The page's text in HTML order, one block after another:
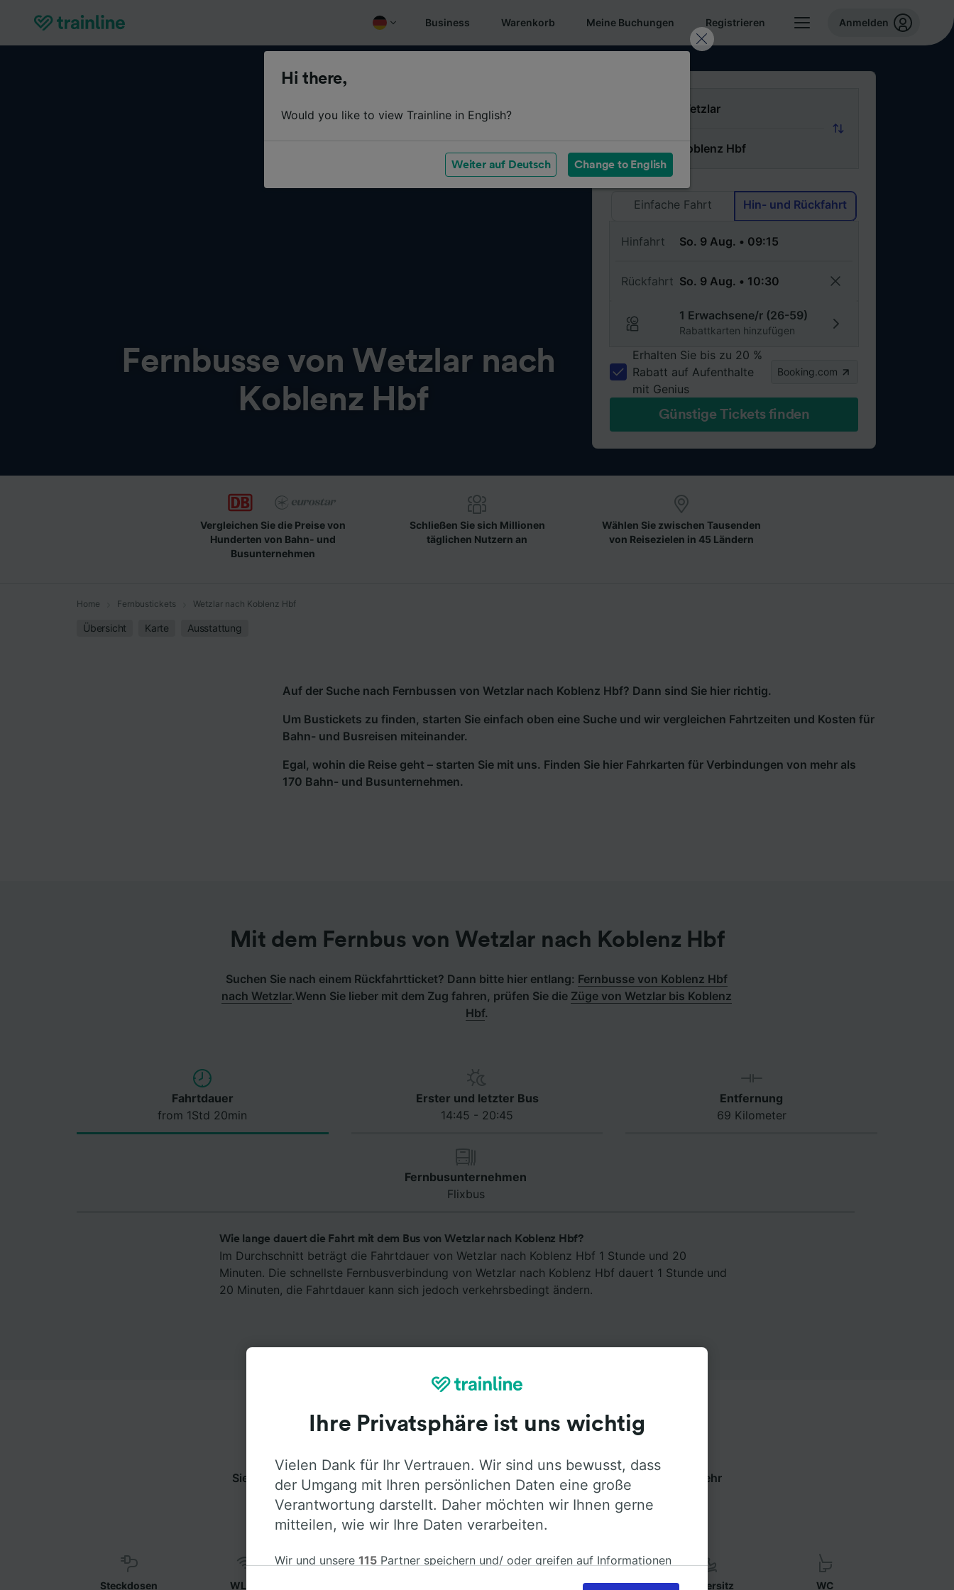
Business Warenkorb Meine Buchungen Registrieren Anmelden
Fernbusse von Wetzlar nach
Koblenz Hbf
Via
Einfache Fahrt
Hin- und Rückfahrt
Hinfahrt
Rückfahrt
1 Erwachsene/r (26-59)
Rabattkarten hinzufügen
Erhalten Sie bis zu 20 %
Rabatt auf Aufenthalte
mit Genius
Booking.com
Günstige Tickets finden
Vergleichen Sie die Preise von
Hunderten von Bahn- und
Busunternehmen
Schließen Sie sich Millionen
täglichen Nutzern an
Wählen Sie zwischen Tausenden
von Reisezielen in 45 Ländern
Home Fernbustickets Wetzlar nach Koblenz Hbf
Übersicht Karte Ausstattung
Auf der Suche nach Fernbussen von Wetzlar nach Koblenz Hbf? Dann sind Sie hier richtig.
Um Bustickets zu finden, starten Sie einfach oben eine Suche und wir vergleichen Fahrtzeiten und Kosten für
Bahn- und Busreisen miteinander.
Egal, wohin die Reise geht – starten Sie mit uns. Finden Sie hier Fahrkarten für Verbindungen von mehr als
170 Bahn- und Busunternehmen.
Mit dem Fernbus von Wetzlar nach Koblenz Hbf
Suchen Sie nach einem Rückfahrtticket? Dann bitte hier entlang: Fernbusse von Koblenz Hbf
nach Wetzlar.Wenn Sie lieber mit dem Zug fahren, prüfen Sie die Züge von Wetzlar bis Koblenz
Hbf.
Fahrtdauer
from 1Std 20min
Erster und letzter Bus
14:45 - 20:45
Entfernung
69 Kilometer
Fernbusunternehmen
Flixbus
Wie lange dauert die Fahrt mit dem Bus von Wetzlar nach Koblenz Hbf?
Im Durchschnitt beträgt die Fahrtdauer von Wetzlar nach Koblenz Hbf 1 Stunde und 20
Minuten. Die schnellste Fernbusverbindung von Wetzlar nach Koblenz Hbf dauert 1 Stunde und
20 Minuten, die Fahrtdauer kann sich jedoch verkehrsbedingt ändern.
Ausstattung an Bord
Sie können von Wetzlar nach Koblenz Hbf mit Flixbusfahren. Öffnen Sie die Tabs um mehr
Informationen über die Busausstattung der Anbieter zu erfahren.
Steckdosen WLAN Gepäck Kindersitz WC
Hi there,
Would you like to view Trainline in English?
Weiter auf Deutsch Change to English
Ihre Privatsphäre ist uns wichtig
Vielen Dank für Ihr Vertrauen. Wir sind uns bewusst, dass
der Umgang mit Ihren persönlichen Daten eine große
Verantwortung darstellt. Daher möchten wir Ihnen gerne
mitteilen, wie wir Ihre Daten verarbeiten.
Wir und unsere 115 Partner speichern und/ oder greifen auf Informationen